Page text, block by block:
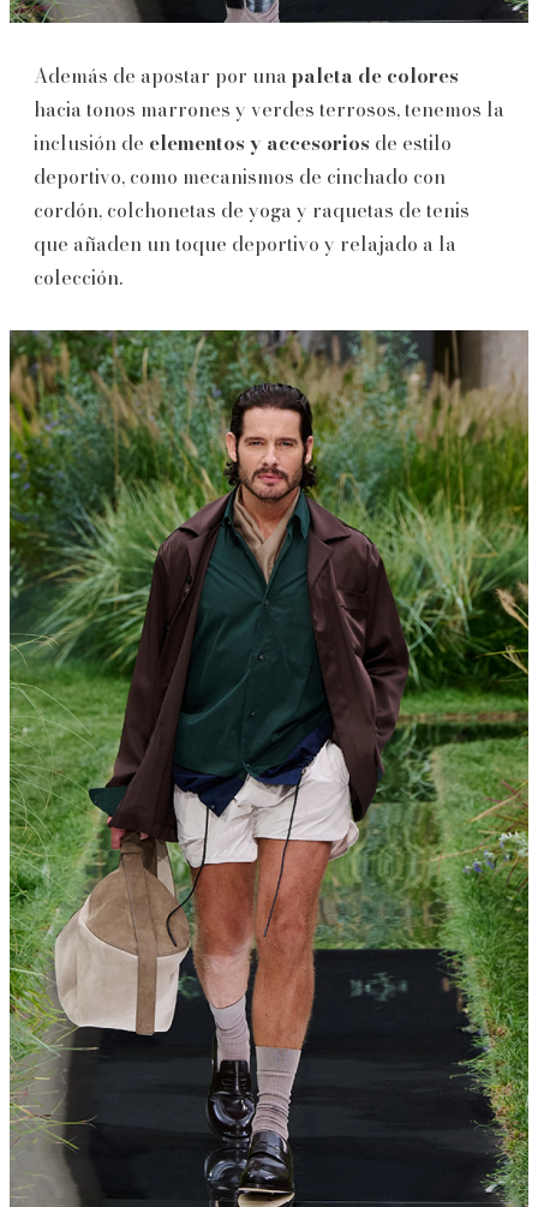
Además de apostar por una paleta de colores
hacia tonos marrones y verdes terrosos, tenemos la
inclusión de elementos y accesorios de estilo
deportivo, como mecanismos de cinchado con
cordón, colchonetas de yoga y raquetas de tenis
que añaden un toque deportivo y relajado a la
colección.